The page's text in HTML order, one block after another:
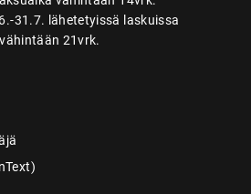
31.7. lähetetyissä laskuissa
21vrk.